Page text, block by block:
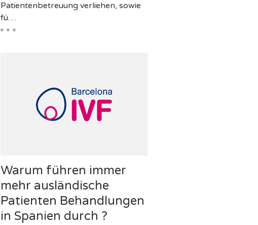
Patientenbetreuung verliehen, sowie
fü…
Warum führen immer
mehr ausländische
Patienten Behandlungen
in Spanien durch ?